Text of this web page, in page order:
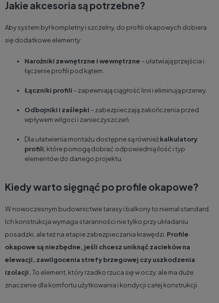
Jakie akcesoria są potrzebne?
Aby system był kompletny i szczelny, do profili okapowych dobiera
się dodatkowe elementy:
Narożniki zewnętrzne i wewnętrzne – ułatwiają przejścia i
łączenie profili pod kątem.
Łączniki profili – zapewniają ciągłość linii i eliminują przerwy.
Odbojniki i zaślepki – zabezpieczają zakończenia przed
wpływem wilgoci i zanieczyszczeń.
Dla ułatwienia montażu dostępne są równieżkalkulatory
profili , które pomogą dobrać odpowiednią ilość i typ
elementów do danego projektu.
Kiedy warto sięgnąć po profile okapowe?
W nowoczesnym budownictwie tarasy i balkony to niemal standard.
Ich konstrukcja wymaga staranności nie tylko przy układaniu
posadzki, ale też na etapie zabezpieczania krawędzi. Profile
okapowe są niezbędne, jeśli chcesz uniknąć zacieków na
elewacji, zawilgocenia strefy brzegowej czy uszkodzenia
izolacji.To element, który rzadko rzuca się w oczy, ale ma duże
znaczenie dla komfortu użytkowania i kondycji całej konstrukcji.